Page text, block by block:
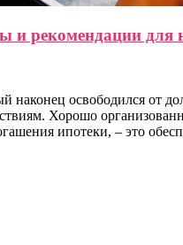
и рекомендации
освободился от
Хорошо
ипотеки, – это